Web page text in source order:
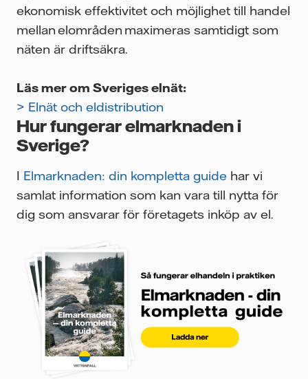
ekonomisk effektivitet och möjlighet till handel
mellan elområden maximeras samtidigt som
näten är driftsäkra.
Läs mer om Sveriges elnät:
> Elnät och eldistribution
Hur fungerar elmarknaden i
Sverige?
I Elmarknaden: din kompletta guide har vi
samlat information som kan vara till nytta för
dig som ansvarar för företagets inköp av el.